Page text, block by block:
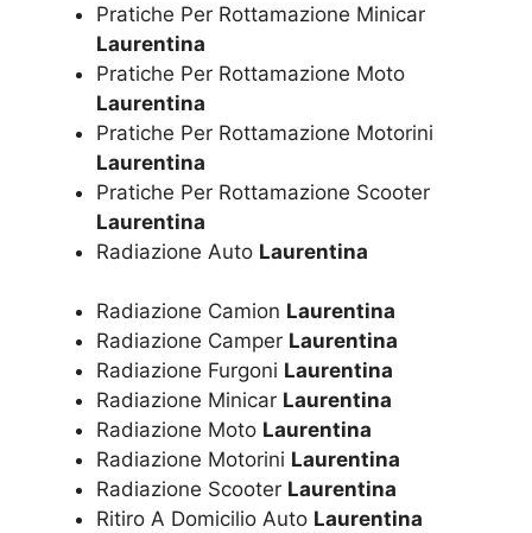
Pratiche Per Rottamazione Minicar
Laurentina
Pratiche Per Rottamazione Moto
Laurentina
Pratiche Per Rottamazione Motorini
Laurentina
Pratiche Per Rottamazione Scooter
Laurentina
Radiazione Auto Laurentina
Radiazione Camion Laurentina
Radiazione Camper Laurentina
Radiazione Furgoni Laurentina
Radiazione Minicar Laurentina
Radiazione Moto Laurentina
Radiazione Motorini Laurentina
Radiazione Scooter Laurentina
Ritiro A Domicilio Auto Laurentina